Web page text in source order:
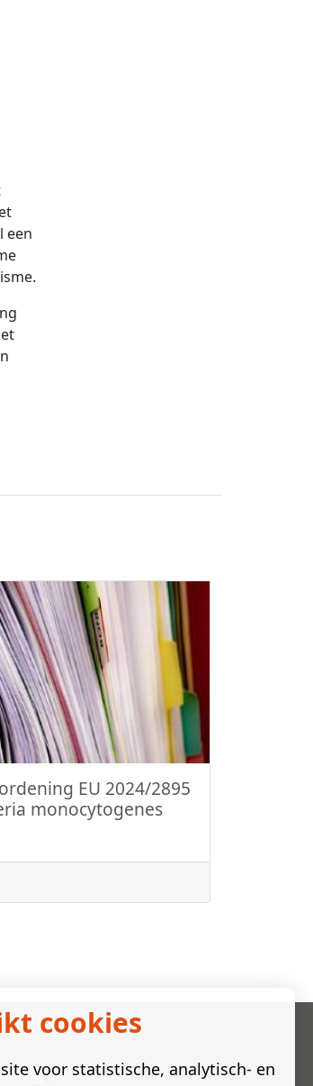
een
EU 2024/2895
monocytogenes
BV
cookies
voor statistische, analytisch- en